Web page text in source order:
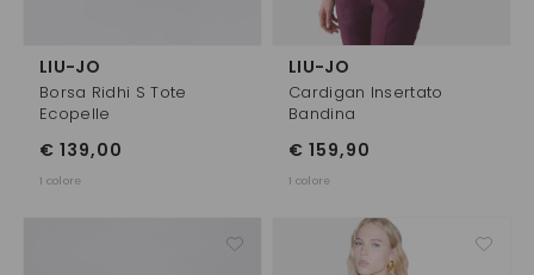
LIU-JO
Borsa Ridhi S Tote
Ecopelle
€ 139,00
1 colore
LIU-JO
Cardigan Insertato
Bandina
€ 159,90
1 colore